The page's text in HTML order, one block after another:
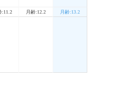
:11.2 月齢:12.2 月齢:13.2